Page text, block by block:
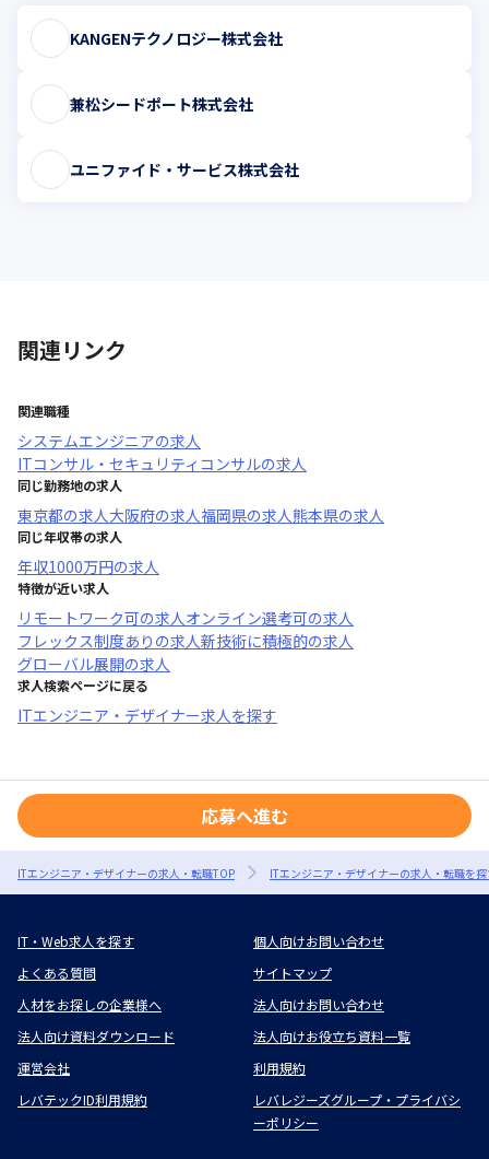
KANGENテクノロジー株式会社
兼松シードポート株式会社
ユニファイド・サービス株式会社
関連リンク
関連職種
システムエンジニアの求人
ITコンサル・セキュリティコンサルの求人
同じ勤務地の求人
東京都の求人大阪府の求人福岡県の求人熊本県の求人
同じ年収帯の求人
年収1000万円の求人
特徴が近い求人
リモートワーク可の求人オンライン選考可の求人
フレックス制度あり の求人新技術に積極的の求人
グローバル展開の求人
求人検索ページに戻る
ITエンジニア・デザイナー求人を探す
応募へ進む
ITエンジニア・デザイナーの求人・転職TOP ITエンジニア・デザイナーの求人・転職を
IT・Web求人を探す
個人向けお問い合わせ
よくある質問
サイトマップ
人材をお探しの企業様へ
法人向けお問い合わせ
法人向け資料ダウンロード
法人向けお役立ち資料一覧
運営会社
利用規約
レバテックID利用規約
レバレジーズグループ・プライバシ
ーポリシー